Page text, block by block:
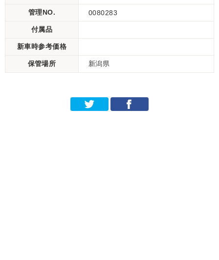
管理NO. 0080283
付属品
新車時参考価格
保管場所 新潟県